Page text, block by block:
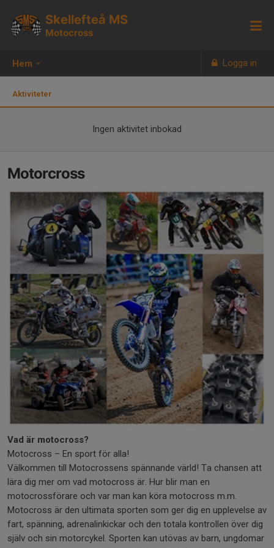
Hem Logga in
Skellefteå MS
Motocross
Aktiviteter
Ingen aktivitet inbokad
Motorcross
Vad är motocross?
Motocross – En sport för alla!
Välkommen till Motocrossens spännande värld! Ta chansen att
lära dig mer om vad motocross är. Hur blir man en
motocrossförare och var man kan köra motocross m.m.
Motocross är den ultimata sporten som ger dig en upplevelse av
fart, spänning, adrenalinkickar och den totala kontrollen över dig
själv och sin motorcykel. Sporten kan utövas av barn, ungdomar